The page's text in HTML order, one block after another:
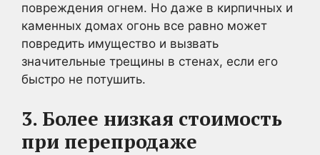
повреждения огнем. Но даже в кирпичных и
каменных домах огонь все равно может
повредить имущество и вызвать
значительные трещины в стенах, если его
быстро не потушить.
3. Более низкая стоимость
при перепродаже